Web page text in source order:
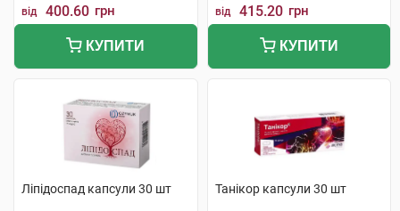
від 400.60 грн
КУПИТИ
від 415.20 грн
КУПИТИ
Ліпідоспад капсули 30 шт Танікор капсули 30 шт